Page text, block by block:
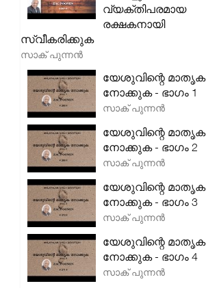
വ്യക്തിപരമായ
രക്ഷകനായി
സ്വീകരിക്കുക
സാക് പുന്നൻ
യേശുവിന്റെ മാതൃക
നോക്കുക - ഭാഗം 1
സാക് പുന്നൻ
യേശുവിന്റെ മാതൃക
നോക്കുക - ഭാഗം 2
സാക് പുന്നൻ
യേശുവിന്റെ മാതൃക
നോക്കുക - ഭാഗം 3
സാക് പുന്നൻ
യേശുവിന്റെ മാതൃക
നോക്കുക - ഭാഗം 4
സാക് പുന്നൻ